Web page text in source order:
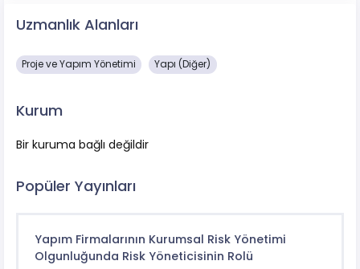
Uzmanlık Alanları
Proje ve Yapım Yönetimi Yapı (Diğer)
Kurum
Bir kuruma bağlı değildir
Popüler Yayınları
Yapım Firmalarının Kurumsal Risk Yönetimi
Olgunluğunda Risk Yöneticisinin Rolü